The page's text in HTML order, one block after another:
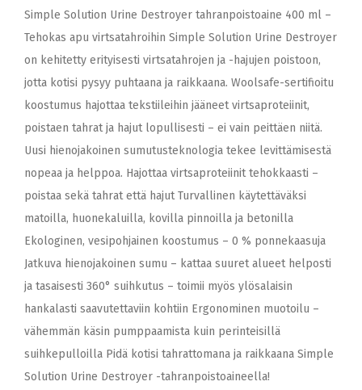
Simple Solution Urine Destroyer tahranpoistoaine 400 ml –
Tehokas apu virtsatahroihin Simple Solution Urine Destroyer
on kehitetty erityisesti virtsatahrojen ja -hajujen poistoon,
jotta kotisi pysyy puhtaana ja raikkaana. Woolsafe-sertifioitu
koostumus hajottaa tekstiileihin jääneet virtsaproteiinit,
poistaen tahrat ja hajut lopullisesti – ei vain peittäen niitä.
Uusi hienojakoinen sumutusteknologia tekee levittämisestä
nopeaa ja helppoa. Hajottaa virtsaproteiinit tehokkaasti –
poistaa sekä tahrat että hajut Turvallinen käytettäväksi
matoilla, huonekaluilla, kovilla pinnoilla ja betonilla
Ekologinen, vesipohjainen koostumus – 0 % ponnekaasuja
Jatkuva hienojakoinen sumu – kattaa suuret alueet helposti
ja tasaisesti 360° suihkutus – toimii myös ylösalaisin
hankalasti saavutettaviin kohtiin Ergonominen muotoilu –
vähemmän käsin pumppaamista kuin perinteisillä
suihkepulloilla Pidä kotisi tahrattomana ja raikkaana Simple
Solution Urine Destroyer -tahranpoistoaineella!